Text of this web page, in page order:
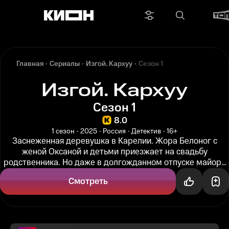
Главная Сериалы Изгой. Кархуу Сезон 1
Изгой. Кархуу
Сезон 1
8.0
1 сезон 2025 Россия Детектив 16+
Заснеженная деревушка в Карелии. Жора Белоног с
женой Оксаной и детьми приезжает на свадьбу
родственника. Но даже в долгожданном отпуске майора
Смотреть